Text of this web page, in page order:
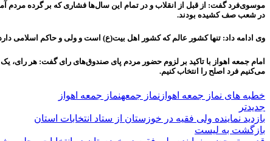
موسوی‌فرد گفت: از قبل از انقلاب و در تمام این سال‌ها فشاری که بر گرده مردم
در شعب صف کشیده بودند.
وی ادامه داد: تنها کشور عالم که کشور اهل بیت(ع) است و ولی و حاکم اسلامی
امام جمعه اهواز با تاکید بر لزوم حضور مردم پای صندوق‌های رای گفت: هر
می‌کنیم فرد اصلح را انتخاب کنیم.
خطبه های نماز جمعه اهواز نماز جمعهنماز جمعه اهواز
جدیدتر
بازدید نماینده ولی فقیه در خوزستان از ستاد انتخابات استان
بازگشت به لیست